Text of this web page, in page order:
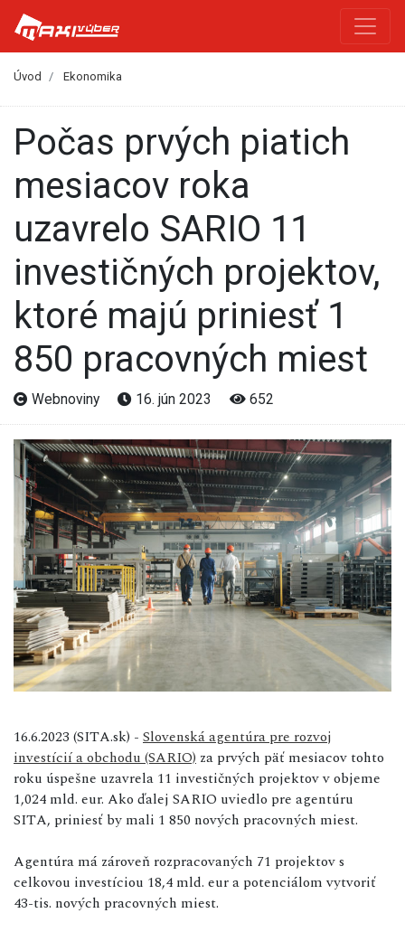
Úvod Ekonomika
Počas prvých piatich
mesiacov roka
uzavrelo SARIO 11
investičných projektov,
ktoré majú priniesť 1
850 pracovných miest
Webnoviny 16. jún 2023 652
16.6.2023 (SITA.sk) - Slovenská agentúra pre rozvoj
investícií a obchodu (SARIO) za prvých päť mesiacov tohto
roku úspešne uzavrela 11 investičných projektov v objeme
1,024 mld. eur. Ako ďalej SARIO uviedlo pre agentúru
SITA, priniesť by mali 1 850 nových pracovných miest.
Agentúra má zároveň rozpracovaných 71 projektov s
celkovou investíciou 18,4 mld. eur a potenciálom vytvoriť
43-tis. nových pracovných miest.